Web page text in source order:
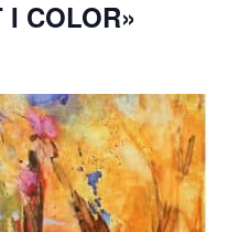
I COLOR»